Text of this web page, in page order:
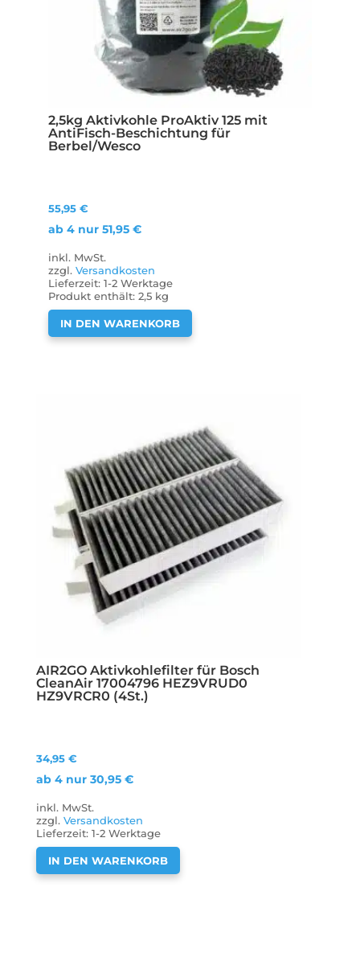
2,5kg Aktivkohle ProAktiv 125 mit
AntiFisch-Beschichtung für
Berbel/Wesco
55,95 €
ab 4 nur 51,95 €
inkl. MwSt.
zzgl. Versandkosten
Lieferzeit: 1-2 Werktage
Produkt enthält: 2,5 kg
IN DEN WARENKORB
AIR2GO Aktivkohlefilter für Bosch
CleanAir 17004796 HEZ9VRUD0
HZ9VRCR0 (4St.)
34,95€
ab 4 nur30,95€
inkl. MwSt.
zzgl.Versandkosten
Lieferzeit:1-2 Werktage
IN DEN WARENKORB